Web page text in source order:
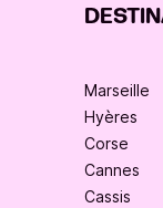
Marseille
Hyères
Corse
Cannes
Cassis